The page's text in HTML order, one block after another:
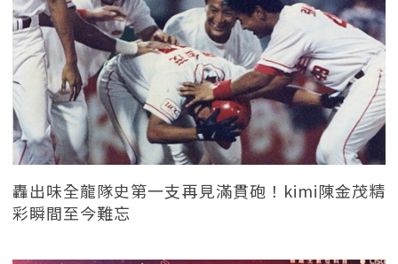
轟出味全龍隊史第一支再見滿貫砲！kimi陳金茂精
彩瞬間至今難忘